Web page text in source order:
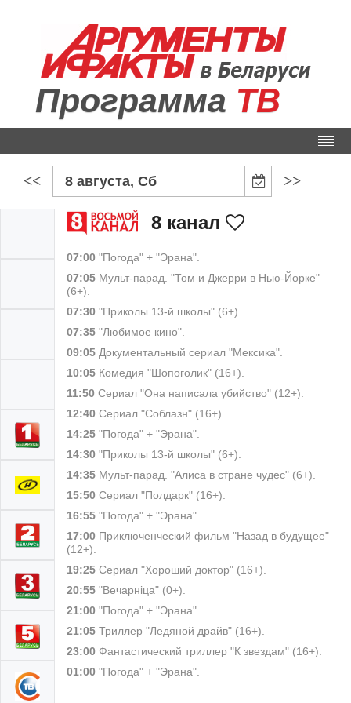
Программа ТВ
<< 8 августа, Сб >>
8 канал
07:00 "Погода" + "Эрана".
07:05 Мульт-парад. "Том и Джерри в Нью-Йорке"
(6+).
07:30 "Приколы 13-й школы" (6+).
07:35 "Любимое кино".
09:05 Документальный сериал "Мексика".
10:05 Комедия "Шопоголик" (16+).
11:50 Сериал "Она написала убийство" (12+).
12:40 Сериал "Соблазн" (16+).
14:25 "Погода" + "Эрана".
14:30 "Приколы 13-й школы" (6+).
14:35 Мульт-парад. "Алиса в стране чудес" (6+).
15:50 Сериал "Полдарк" (16+).
16:55 "Погода" + "Эрана".
17:00 Приключенческий фильм "Назад в будущее"
(12+).
19:25 Сериал "Хороший доктор" (16+).
20:55 "Вечарніца" (0+).
21:00 "Погода" + "Эрана".
21:05 Триллер "Ледяной драйв" (16+).
23:00 Фантастический триллер "К звездам" (16+).
01:00 "Погода" + "Эрана".